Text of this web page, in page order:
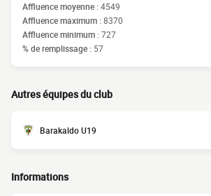
Affluence moyenne :4549
Affluence maximum :8370
Affluence minimum :727
% de remplissage : 57
Autres équipes du club
Barakaldo U19
Informations